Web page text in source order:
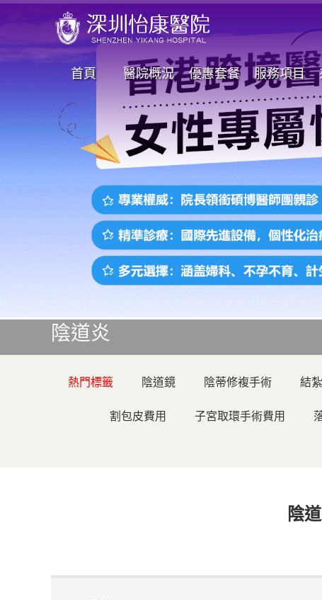
首頁 醫院概況 優惠套餐 服務項目
陰道炎
熱門標籤 陰道鏡 陰蒂修複手術 結
割包皮費用 子宮取環手術費用
陰